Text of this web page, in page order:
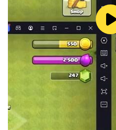
ใน Dislyte คุณสามารถค้นหาเ
ได้อย่างง่ายดาย มีส่วนร่วมในก
สนุกสนานและมีความหมายเกี่
เกมอย่างลึกซึ้งกับผู้เล่นที่มีใจเ
กระตือรือร้นและสร้างสรรค์ซึ่
จากแฟนเกมอย่างต่อเนื่องไว้ใ
น่าทึ่งที่สร้างสรรค์โดยแฟน ๆ ผู้
เห็นถึงความรักอันลึกซึ้งที่มีต่อจั
ก้าวเข้าสู่โลกที่น่าหลงใหลขอ